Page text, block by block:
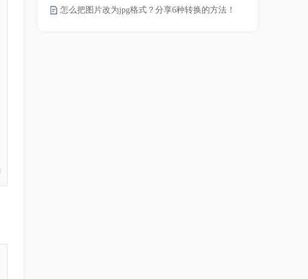
怎么把图片改为jpg格式？分享6种转换的方法！